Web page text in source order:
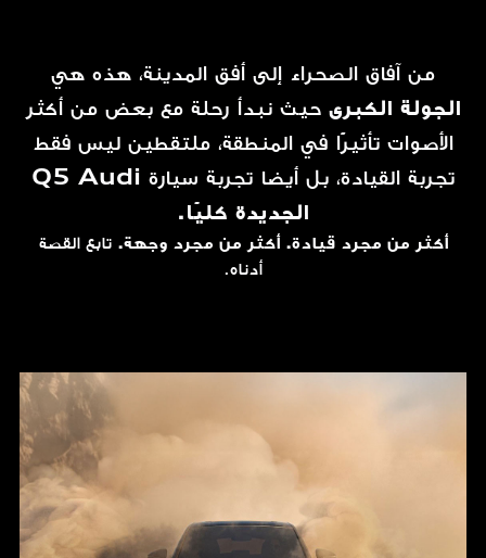
من آفاق الصحراء إلى أفق المدينة، هذه هي
الجولة الكبرى حيث نبدأ رحلة مع بعض من أكثر
الأصوات تأثيرًا في المنطقة، ملتقطين ليس فقط
تجربة القيادة، بل أيضا تجربة سيارة Audi
Q5
الجديدة كليًا.
أكثر من مجرد قيادة. أكثر من مجرد وجهة. تابع القصة
أدناه.